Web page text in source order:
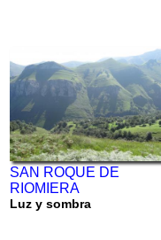
SAN ROQUE DE
RIOMIERA
Luz y sombra